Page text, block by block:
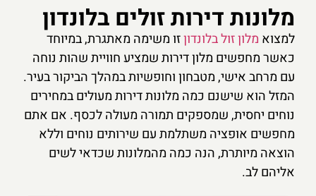
מלונות דירות זולים בלונדון
למצוא מלון זול בלונדוןזו משימה מאתגרת, במיוחד
כאשר מחפשים מלון דירות שמציע חוויית שהות נוחה
עם מרחב אישי, מטבחון וחופשיות במהלך הביקור בעיר.
המזל הוא שישנם כמה מלונות דירות מעולים במחירים
נוחים יחסית, שמספקים תמורה מעולה לכסף. אם אתם
מחפשים אופציה משתלמת עם שירותים נוחים וללא
הוצאה מיותרת, הנה כמה מהמלונות שכדאי לשים
אליהם לב.